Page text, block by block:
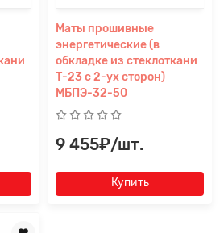
Маты прошивные
энергетические (в
обкладке из стеклоткани
Т-23 с 2-ух сторон)
МБПЭ-32-50
9 455₽/шт.
Купить